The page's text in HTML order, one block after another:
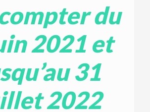
du
2021 et
31
2022